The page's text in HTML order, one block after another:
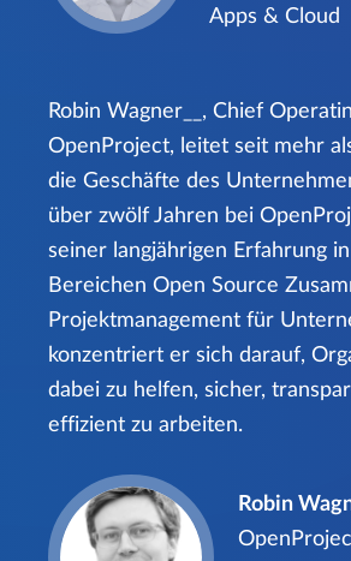
Apps & Cloud
Robin Wagner__, Chief
OpenProject, leitet seit mehr
die Geschäfte des
über zwölf Jahren bei
seiner langjährigen Erfahrung
Bereichen Open Source
Projektmanagement für
konzentriert er sich darauf,
dabei zu helfen, sicher,
effizient zu arbeiten.
Robin